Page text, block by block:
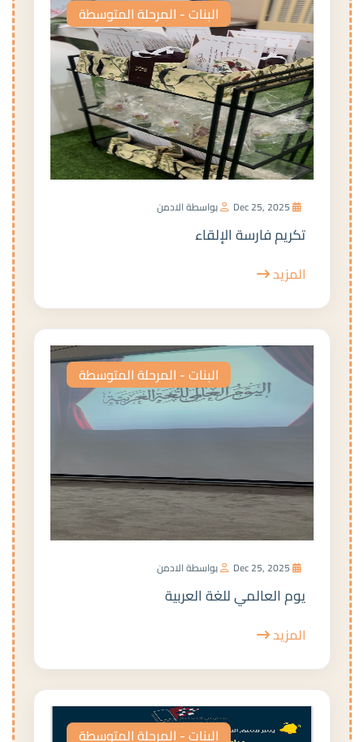
البنات - المرحلة المتوسطة
بواسطة الادمن
تكريم فارسة الإلقاء
المزيد
البنات - المرحلة المتوسطة
بواسطة الادمن
يوم العالمي للغة العربية
المزيد
البنات - المرحلة المتوسطة